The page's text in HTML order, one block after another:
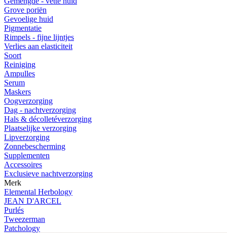
Grove poriën
Gevoelige huid
Pigmentatie
Rimpels - fijne lijntjes
Verlies aan elasticiteit
Soort
Reiniging
Ampulles
Serum
Maskers
Oogverzorging
Dag - nachtverzorging
Hals & décolletéverzorging
Plaatselijke verzorging
Lipverzorging
Zonnebescherming
Supplementen
Accessoires
Exclusieve nachtverzorging
Merk
Elemental Herbology
JEAN D'ARCEL
Purlés
Tweezerman
Patchology